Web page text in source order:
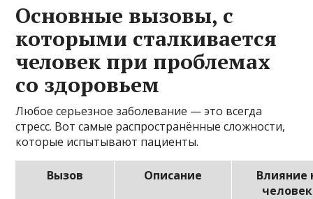
Основные вызовы, с
которыми сталкивается
человек при проблемах
со здоровьем
Любое серьезное заболевание — это всегда
стресс. Вот самые распространённые сложности,
которые испытывают пациенты.
Вызов Описание
Влияние